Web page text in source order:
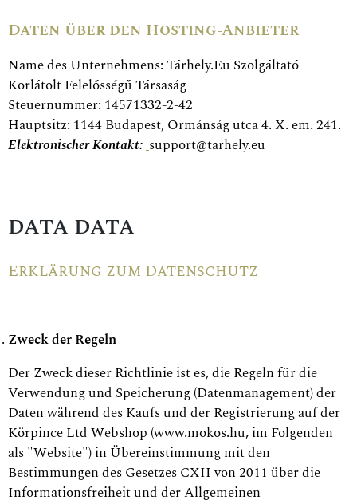
Daten über den Hosting-Anbieter
Name des Unternehmens: Tárhely.Eu Szolgáltató
Korlátolt Felelősségű Társaság
Steuernummer: 14571332-2-42
Hauptsitz: 1144 Budapest, Ormánság utca 4. X. em. 241.
Elektronischer Kontakt: support@tarhely.eu
DATA DATA
Erklärung zum Datenschutz
Zweck der Regeln
Der Zweck dieser Richtlinie ist es, die Regeln für die
Verwendung und Speicherung (Datenmanagement) der
Daten während des Kaufs und der Registrierung auf der
Körpince Ltd Webshop (www.mokos.hu, im Folgenden
als "Website") in Übereinstimmung mit den
Bestimmungen des Gesetzes CXII von 2011 über die
Informationsfreiheit und der Allgemeinen